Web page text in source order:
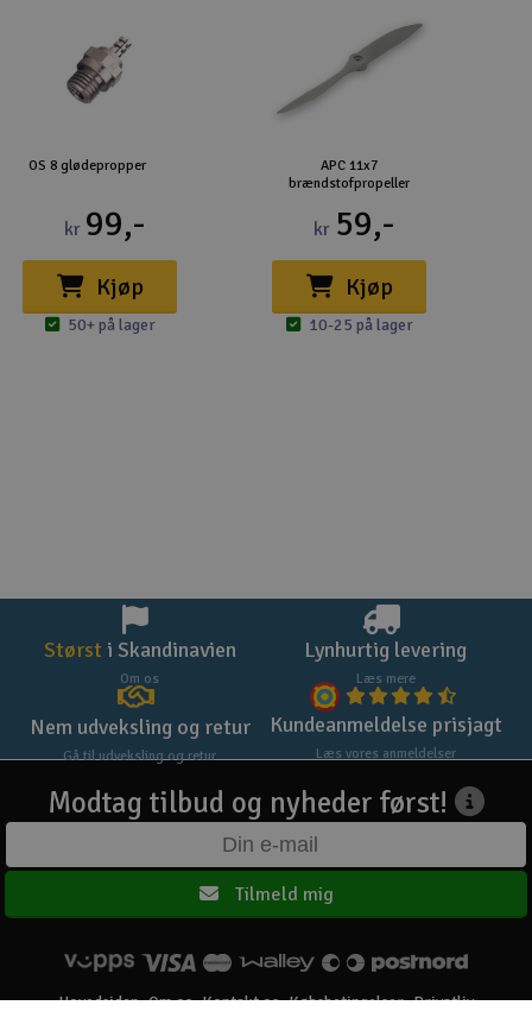
OS 8 glødepropper
kr 99,-
Kjøp
50+ på lager
APC 11x7
brændstofpropeller
kr 59,-
Kjøp
10-25 på lager
Størst i Skandinavien
Om os
Lynhurtig levering
Læs mere
Nem udveksling og retur
Gå til udveksling og retur
Kundeanmeldelse prisjagt
Læs vores anmeldelser
Modtag tilbud og nyheder først!
Tilmeld mig
Hovedsiden Om os Kontakt os Købsbetingelser Privatliv